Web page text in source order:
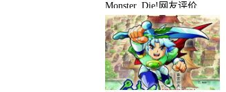
Monster, Die!网友评价